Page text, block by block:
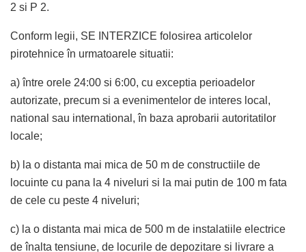
2 si P 2.
Conform legii, SE INTERZICE folosirea articolelor
pirotehnice în urmatoarele situatii:
a) între orele 24:00 si 6:00, cu exceptia perioadelor
autorizate, precum si a evenimentelor de interes local,
national sau international, în baza aprobarii autoritatilor
locale;
b) la o distanta mai mica de 50 m de constructiile de
locuinte cu pana la 4 niveluri si la mai putin de 100 m fata
de cele cu peste 4 niveluri;
c) la o distanta mai mica de 500 m de instalatiile electrice
de înalta tensiune, de locurile de depozitare si livrare a